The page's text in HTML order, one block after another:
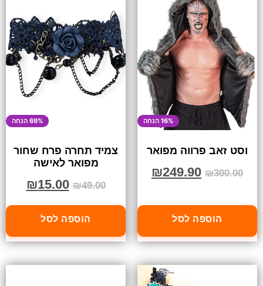
16% הנחה
וסט זאב פרווה מפואר
₪300.00
₪249.90
הוספה לסל
69% הנחה
צמיד תחרה פרח שחור
מפואר לאישה
₪49.00
₪15.00
הוספה לסל